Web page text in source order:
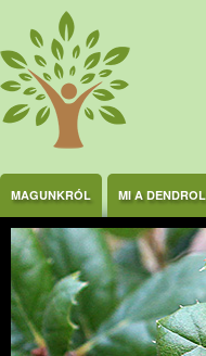
Ugrás a tartalomra
MAGUNKRÓL MI A